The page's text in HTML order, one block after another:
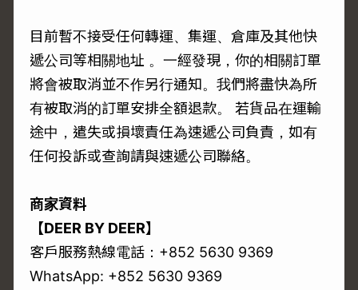
目前暫不接受任何轉運、集運、倉庫及其他快
遞公司等相關地址 。一經發現，你的相關訂單
將會被取消並不作另行通知。我們將盡快為所
有被取消的訂單安排全額退款。 若貨品在運輸
途中，遣失或損壞責任為速遞公司負責，如有
任何投訴或查詢請與速遞公司聯絡。
商家資料
【DEER BY DEER】
客戶服務熱線電話：+852 5630 9369
WhatsApp: +852 5630 9369